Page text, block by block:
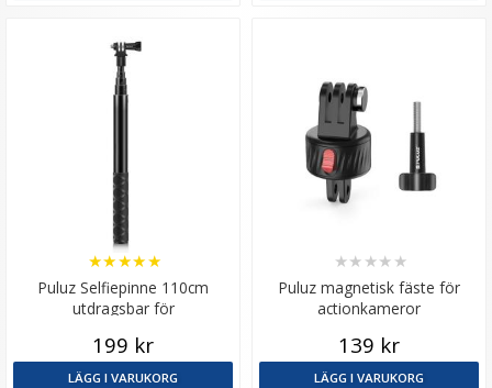
Puluz Selfiepinne 110cm
utdragsbar för
metall
★★★★★
199 kr
LÄGG I VARUKORG
Puluz magnetisk fäste för
actionkameror
★★ ★★ ★
139 kr
LÄGG I VARUKORG